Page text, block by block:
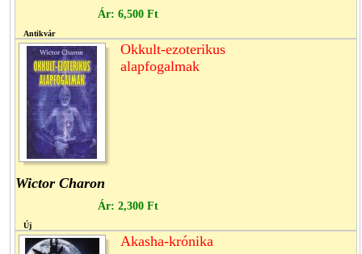
Ár: 6,500 Ft
Antikvár
Okkult-ezoterikus
alapfogalmak
Wictor Charon
Ár: 2,300 Ft
Új
Akasha-krónika